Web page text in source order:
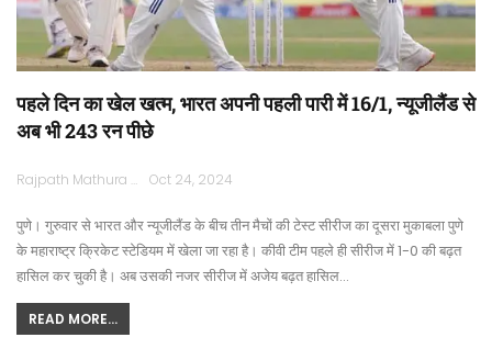
पहले दिन का खेल खत्म, भारत अपनी पहली पारी में 16/1, न्यूजीलैंड से
अब भी 243 रन पीछे
Rajpath Mathura Oct 24, 2024
पुणे। गुरुवार से भारत और न्यूजीलैंड के बीच तीन मैचों की टेस्ट सीरीज का दूसरा मुकाबला पुणे
के महाराष्ट्र क्रिकेट स्टेडियम में खेला जा रहा है। कीवी टीम पहले ही सीरीज में 1-0 की बढ़त
हासिल कर चुकी है। अब उसकी नजर सीरीज में अजेय बढ़त हासिल…
READ MORE...